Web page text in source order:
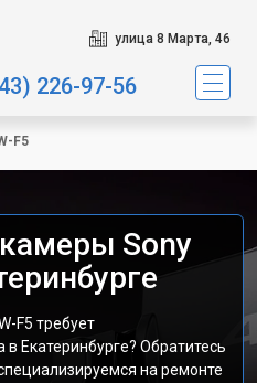
улица 8 Марта, 46
226-97-56
F5
Sony
F5 требует
Екатеринбурге? Обратитесь
на ремонте